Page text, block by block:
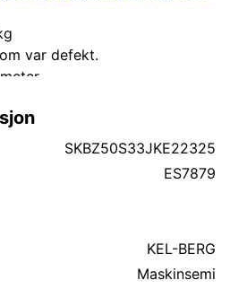
var defekt.
og aksel 4
SKBZ50S33JKE22325
ES7879
KEL-BERG
Maskinsemi